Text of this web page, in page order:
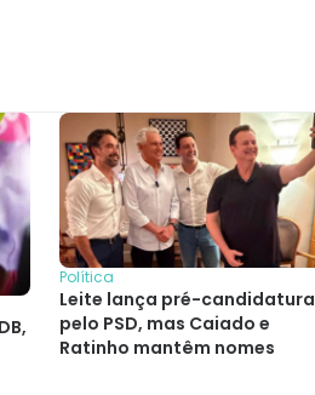
Política
Leite lança pré-candidatura
pelo PSD, mas Caiado e
Ratinho mantêm nomes